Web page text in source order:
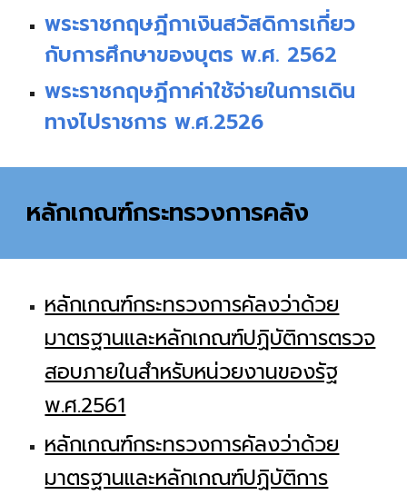
พระราชกฤษฎีกาเงินสวัสดิการเกี่ยว
กับการศึกษาของบุตร พ.ศ. 2562
พระราชกฤษฎีกาค่าใช้จ่ายในการเดิน
ทางไปราชการ พ.ศ.2526
หลักเกณฑ์กระทรวงการคลัง
หลักเกณฑ์กระทรวงการคัลงว่าด้วย
มาตรฐานและหลักเกณฑ์ปฏิบัติการตรวจ
สอบภายในสำหรับหน่วยงานของรัฐ
พ.ศ.2561
หลักเกณฑ์กระทรวงการคัลงว่าด้วย
มาตรฐานและหลักเกณฑ์ปฏิบัติการ